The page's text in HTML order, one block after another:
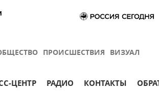
ПРОИСШЕСТВИЯ ВИЗУАЛ
ЦЕНТР РАДИО КОНТАКТЫ